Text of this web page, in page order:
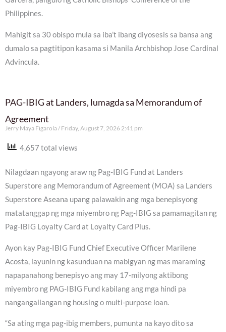
Philippines.
Mahigit sa 30 obispo mula sa iba’t ibang diyosesis sa bansa ang
dumalo sa pagtitipon kasama si Manila Archbishop Jose Cardinal
Advincula.
PAG-IBIG at Landers, lumagda sa Memorandum of
Agreement
Jerry Maya Figarola Friday, August 7, 2026 2:41 pm
4,657 total views
Nilagdaan ngayong araw ng Pag-IBIG Fund at Landers
Superstore ang Memorandum of Agreement (MOA) sa Landers
Superstore Aseana upang palawakin ang mga benepisyong
matatanggap ng mga miyembro ng Pag-IBIG sa pamamagitan ng
Pag-IBIG Loyalty Card at Loyalty Card Plus.
Ayon kay Pag-IBIG Fund Chief Executive Officer Marilene
Acosta, layunin ng kasunduan na mabigyan ng mas maraming
napapanahong benepisyo ang may 17-milyong aktibong
miyembro ng PAG-IBIG Fund kabilang ang mga hindi pa
nangangailangan ng housing o multi-purpose loan.
“Sa ating mga pag-ibig members, pumunta na kayo dito sa